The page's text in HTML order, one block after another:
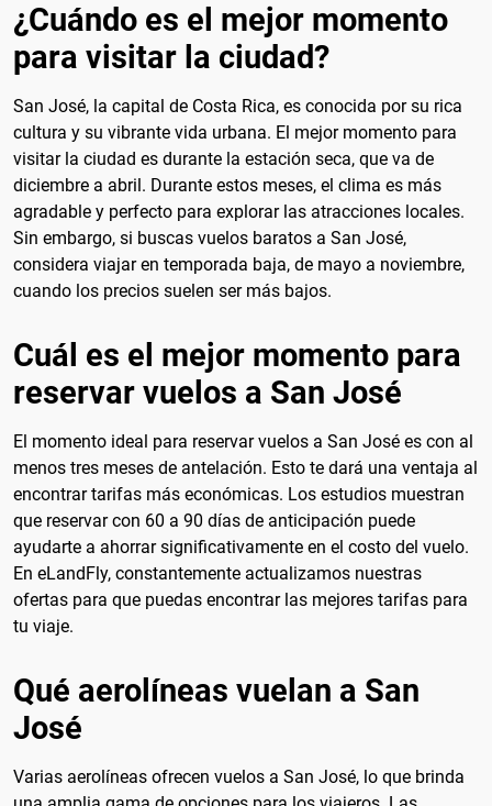
¿Cuándo es el mejor momento
para visitar la ciudad?
San José, la capital de Costa Rica, es conocida por su rica
cultura y su vibrante vida urbana. El mejor momento para
visitar la ciudad es durante la estación seca, que va de
diciembre a abril. Durante estos meses, el clima es más
agradable y perfecto para explorar las atracciones locales.
Sin embargo, si buscas vuelos baratos a San José,
considera viajar en temporada baja, de mayo a noviembre,
cuando los precios suelen ser más bajos.
Cuál es el mejor momento para
reservar vuelos a San José
El momento ideal para reservar vuelos a San José es con al
menos tres meses de antelación. Esto te dará una ventaja al
encontrar tarifas más económicas. Los estudios muestran
que reservar con 60 a 90 días de anticipación puede
ayudarte a ahorrar significativamente en el costo del vuelo.
En eLandFly, constantemente actualizamos nuestras
ofertas para que puedas encontrar las mejores tarifas para
tu viaje.
Qué aerolíneas vuelan a San
José
Varias aerolíneas ofrecen vuelos a San José, lo que brinda